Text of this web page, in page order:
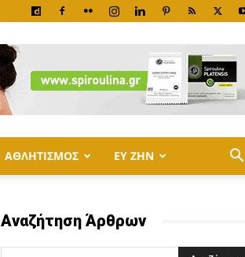
ΑΘΛΗΤΙΣΜΟΣ ΕΥ ΖΗΝ
Αναζήτηση Άρθρων